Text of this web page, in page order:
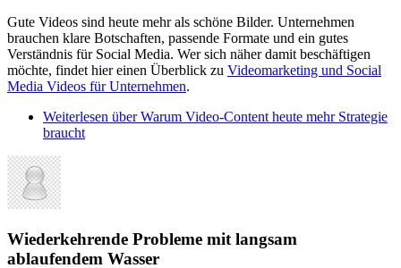
Gute Videos sind heute mehr als schöne Bilder. Unternehmen
brauchen klare Botschaften, passende Formate und ein gutes
Verständnis für Social Media. Wer sich näher damit beschäftigen
möchte, findet hier einen Überblick zu Videomarketing und Social
Media Videos für Unternehmen.
Weiterlesen über Warum Video-Content heute mehr Strategie
braucht
Wiederkehrende Probleme mit langsam
ablaufendem Wasser